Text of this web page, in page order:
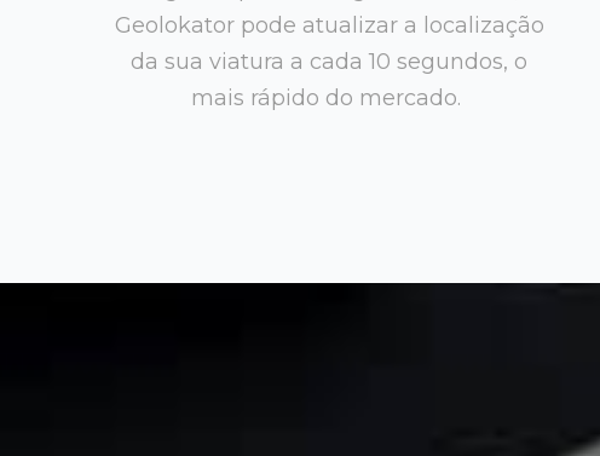
Geolokator pode atualizar a localização
da sua viatura a cada 10 segundos, o
mais rápido do mercado.